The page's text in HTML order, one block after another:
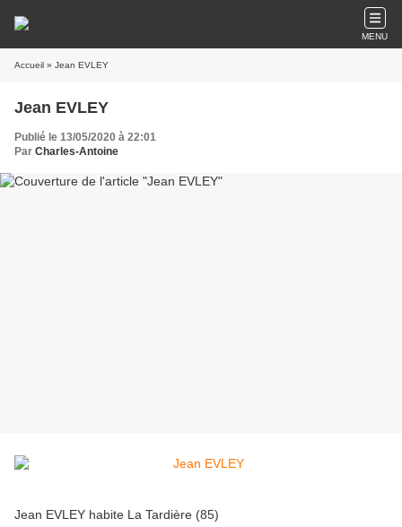
MENU
Accueil » Jean EVLEY
Jean EVLEY
Publié le 13/05/2020 à 22:01
Par Charles-Antoine
Jean EVLEY habite La Tardière (85)